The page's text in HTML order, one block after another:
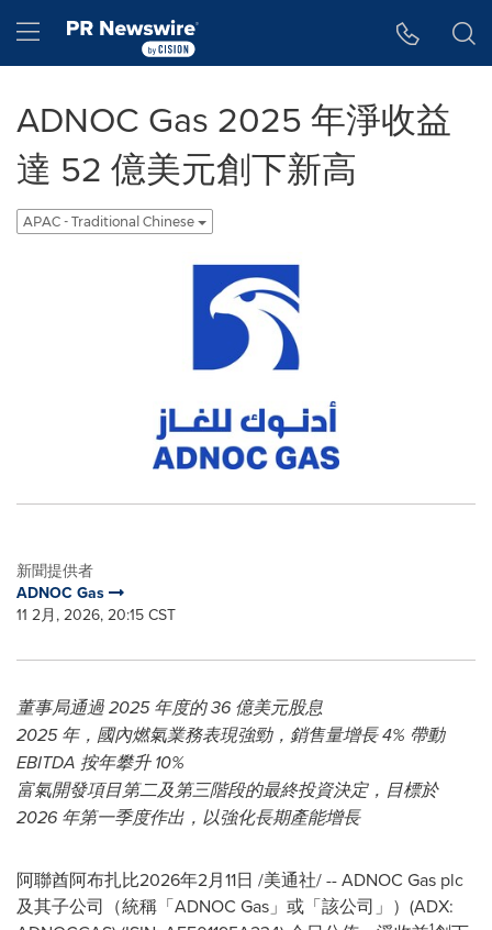
Hamburger menu
ADNOC Gas 2025 年淨收益
達 52 億美元創下新高
APAC - Traditional Chinese
新聞提供者
ADNOC Gas
11 2月, 2026, 20:15 CST
董事局通過 2025 年度的 36 億美元股息
2025 年，國內燃氣業務表現強勁，銷售量增長 4% 帶動
EBITDA 按年攀升 10%
富氣開發項目第二及第三階段的最終投資決定，目標於
2026 年第一季度作出，以強化長期產能增長
阿聯酋阿布扎比2026年2月11日 /美通社/ -- ADNOC Gas plc
及其子公司（統稱「ADNOC Gas」或「該公司」）(ADX: